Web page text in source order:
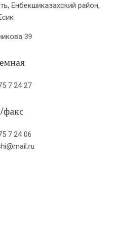
Енбекшиказахский район,
39
7 24 27
факс
7 24 06